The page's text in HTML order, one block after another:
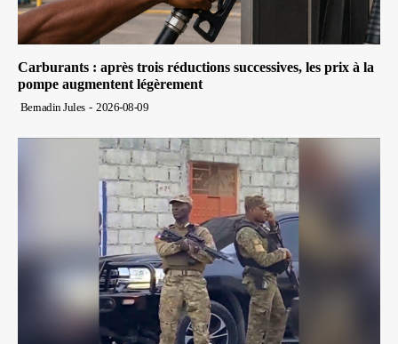
Carburants : après trois réductions successives, les prix à la
pompe augmentent légèrement
Bernadin Jules - 2026-08-09